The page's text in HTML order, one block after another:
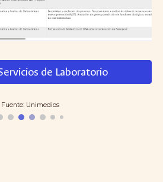
de Laboratorio
Fuente: Unimedios